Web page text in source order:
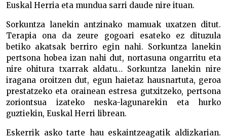
Euskal Herria eta mundua sarri daude nire ituan.
Sorkuntza lanekin antzinako mamuak uxatzen ditut.
Terapia ona da zeure gogoari esateko ez dituzula
betiko akatsak berriro egin nahi. Sorkuntza lanekin
pertsona hobea izan nahi dut, nortasuna ongarritu eta
nire ohitura txarrak aldatu… Sorkuntza lanekin nire
iragana oroitzen dut, egun haietaz hausnartuta, geroa
prestatzeko eta orainean estresa gutxitzeko, pertsona
zoriontsua izateko neska-lagunarekin eta hurko
guztiekin, Euskal Herri librean.
Eskerrik asko tarte hau eskaintzeagatik aldizkarian.